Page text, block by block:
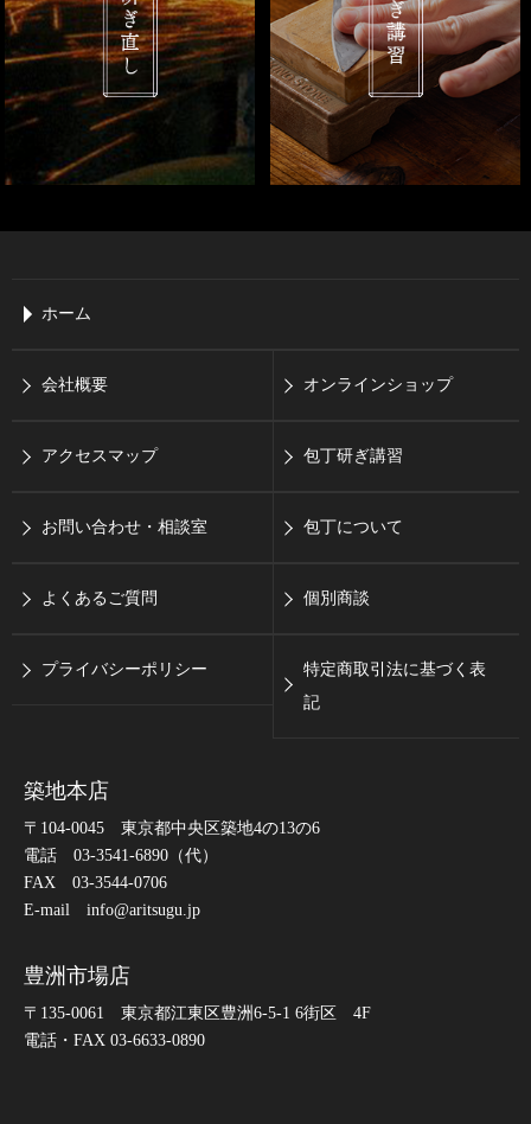
ホーム
会社概要
アクセスマップ
お問い合わせ・相談室
よくあるご質問
プライバシーポリシー
オンラインショップ
包丁研ぎ講習
包丁について
個別商談
特定商取引法に基づく表
記
築地本店
〒104-0045 東京都中央区築地4の13の6
電話 03-3541-6890（代）
FAX 03-3544-0706
E-mail info@aritsugu.jp
豊洲市場店
〒135-0061 東京都江東区豊洲6-5-1 6街区 4F
電話・FAX 03-6633-0890